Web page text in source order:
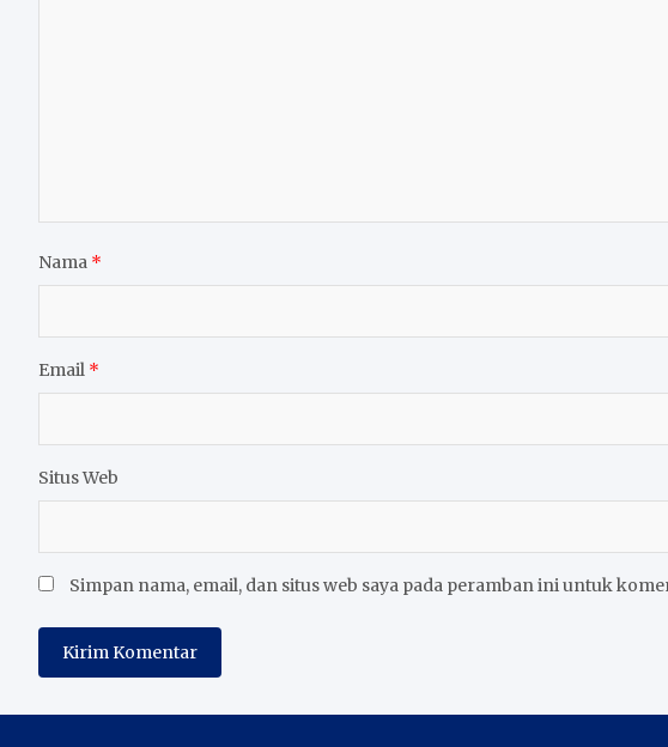
Nama *
Email *
Situs Web
Simpan nama, email, dan situs web saya pada peramban ini untuk